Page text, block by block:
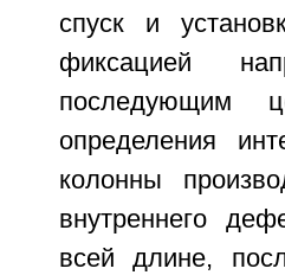
спуск и
фиксацией
последующим
определения
колонны
внутреннего
всей длине,